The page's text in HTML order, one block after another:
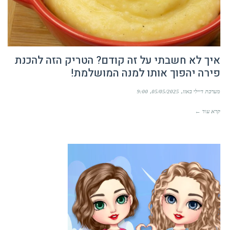
איך לא חשבתי על זה קודם? הטריק הזה להכנת
פירה יהפוך אותו למנה המושלמת!
מערכת דיילי באזז 05/05/2025
9:00
קרא עוד ←